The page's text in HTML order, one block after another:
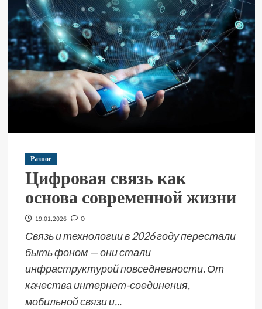
Разное
Цифровая связь как
основа современной жизни
19.01.2026 0
Связь и технологии в 2026 году перестали
быть фоном — они стали
инфраструктурой повседневности. От
качества интернет-соединения,
мобильной связи и...